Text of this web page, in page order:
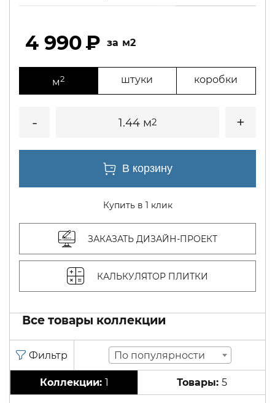
4 990 м2
м2 штуки коробки
1.44 м2
Купить в 1 клик
ЗАКАЗАТЬ ДИЗАЙН-ПРОЕКТ
КАЛЬКУЛЯТОР ПЛИТКИ
Все товары коллекции
По популярности
1 5